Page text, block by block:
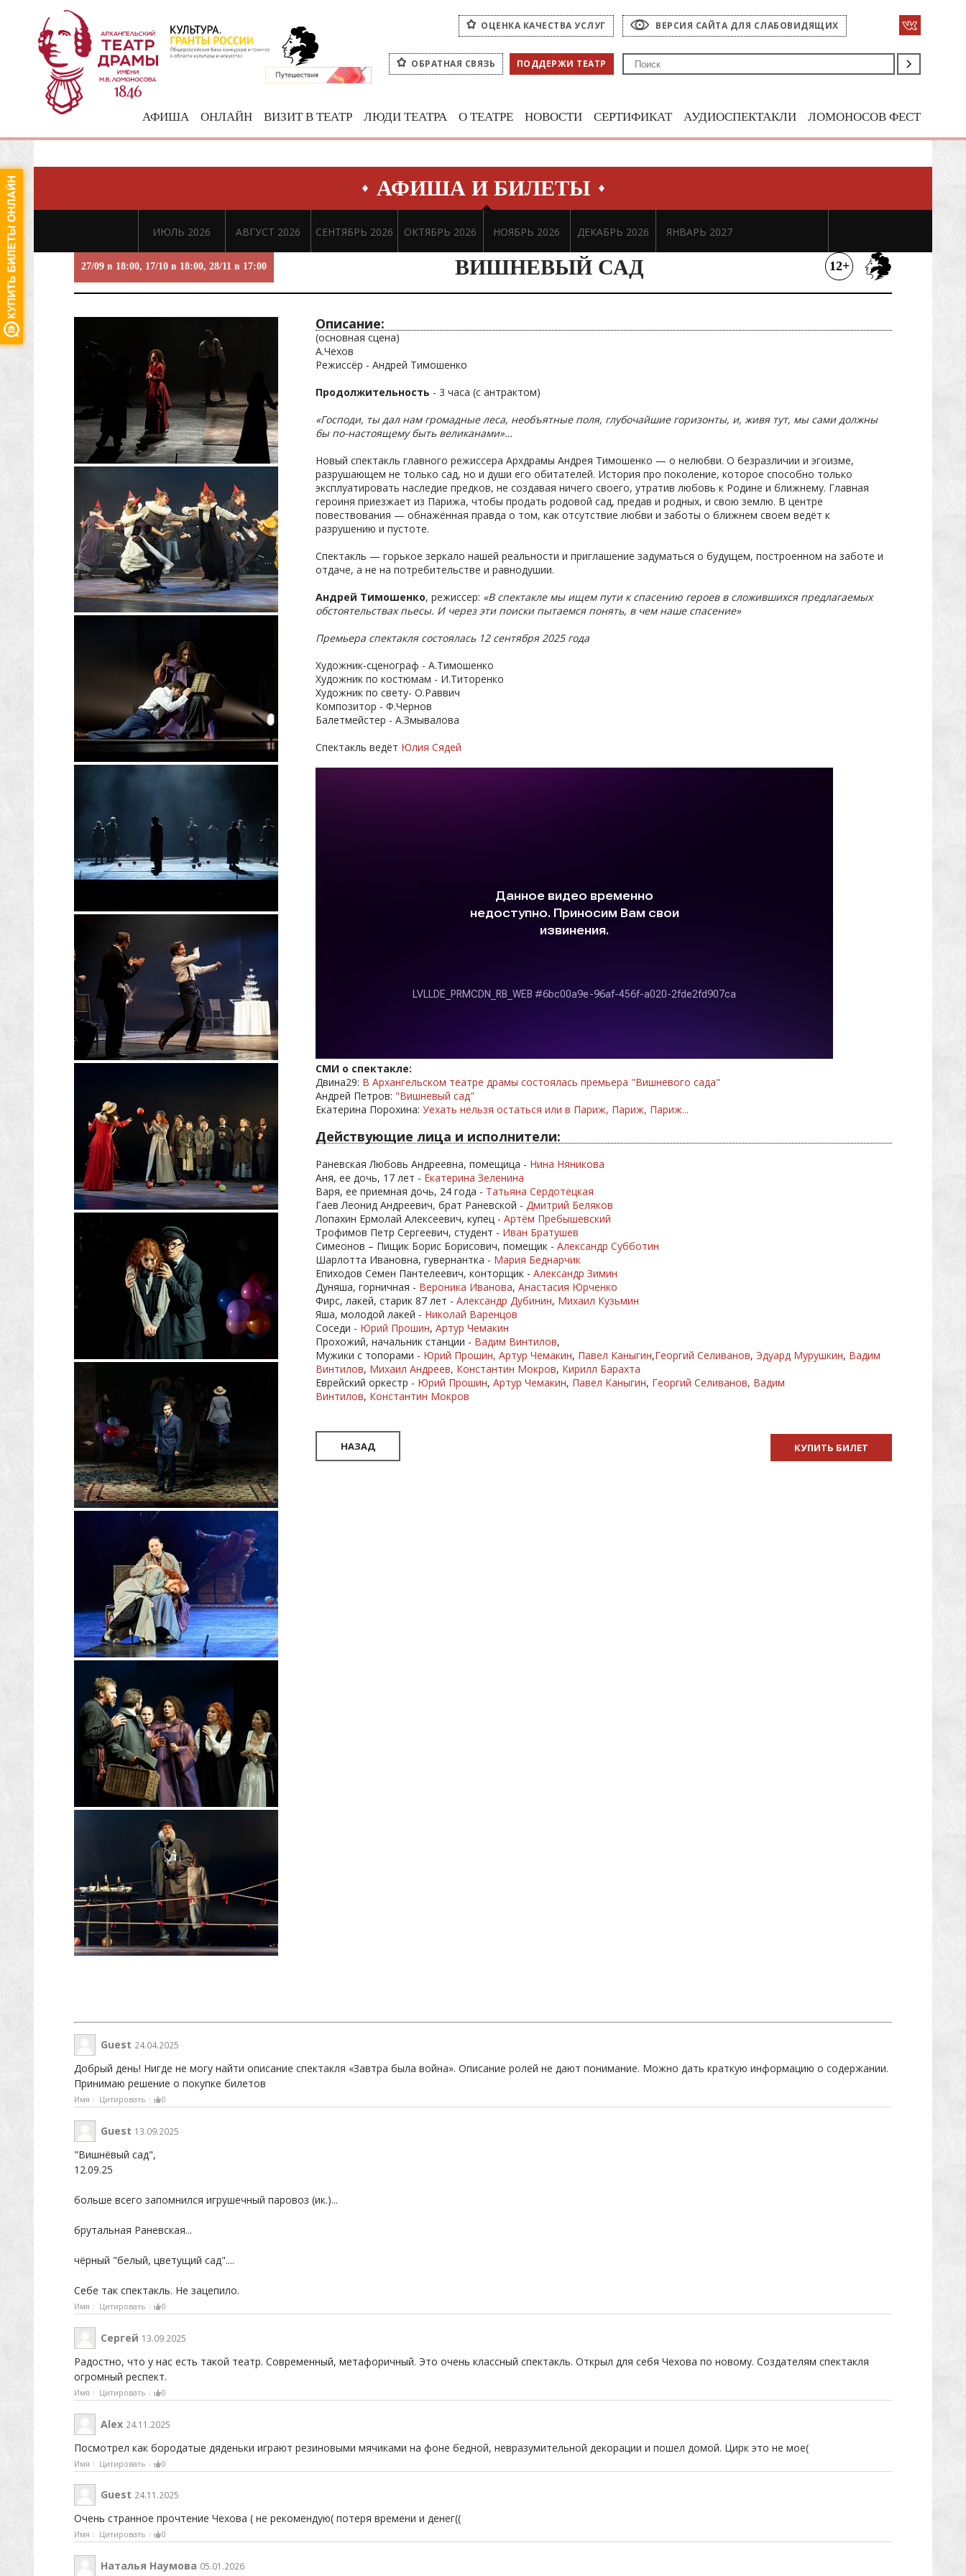
ОЦЕНКА КАЧЕСТВА УСЛУГ ВЕРСИЯ САЙТА ДЛЯ СЛАБОВИДЯЩИХ
ОБРАТНАЯ СВЯЗЬ ПОДДЕРЖИ ТЕАТР
АФИША ОНЛАЙН ВИЗИТ В ТЕАТР ЛЮДИ ТЕАТРА О ТЕАТРЕ НОВОСТИ СЕРТИФИКАТ АУДИОСПЕКТАКЛИ ЛОМОНОСОВ ФЕСТ
АФИША И БИЛЕТЫ
ИЮЛЬ 2026 АВГУСТ 2026 СЕНТЯБРЬ 2026 ОКТЯБРЬ 2026 НОЯБРЬ 2026 ДЕКАБРЬ 2026 ЯНВАРЬ 2027
27/09 в 18:00, 17/10 в 18:00, 28/11 в 17:00 ВИШНЕВЫЙ САД 12+
Описание:
(основная сцена)
А.Чехов
Режиссёр - Андрей Тимошенко
Продолжительность - 3 часа (с антрактом)
«Господи, ты дал нам громадные леса, необъятные поля, глубочайшие горизонты, и, живя тут, мы сами должны
бы по-настоящему быть великанами»…
Новый спектакль главного режиссера Архдрамы Андрея Тимошенко — о нелюбви. О безразличии и эгоизме,
разрушающем не только сад, но и души его обитателей. История про поколение, которое способно только
эксплуатировать наследие предков, не создавая ничего своего, утратив любовь к Родине и ближнему. Главная
героиня приезжает из Парижа, чтобы продать родовой сад, предав и родных, и свою землю. В центре
повествования — обнажённая правда о том, как отсутствие любви и заботы о ближнем своем ведёт к
разрушению и пустоте.
Спектакль — горькое зеркало нашей реальности и приглашение задуматься о будущем, построенном на заботе и
отдаче, а не на потребительстве и равнодушии.
Андрей Тимошенко, режиссер: «В спектакле мы ищем пути к спасению героев в сложившихся предлагаемых
обстоятельствах пьесы. И через эти поиски пытаемся понять, в чем наше спасение»
Премьера спектакля состоялась 12 сентября 2025 года
Художник-сценограф - А.Тимошенко
Художник по костюмам - И.Титоренко
Художник по свету- О.Раввич
Композитор - Ф.Чернов
Балетмейстер - А.Змывалова
Спектакль ведёт Юлия Сядей
СМИ о спектакле:
Двина29: В Архангельском театре драмы состоялась премьера "Вишневого сада"
Андрей Петров: "Вишневый сад"
Екатерина Порохина: Уехать нельзя остаться или в Париж, Париж, Париж...
Действующие лица и исполнители:
Раневская Любовь Андреевна, помещица - Нина Няникова
Аня, ее дочь, 17 лет - Екатерина Зеленина
Варя, ее приемная дочь, 24 года - Татьяна Сердотецкая
Гаев Леонид Андреевич, брат Раневской - Дмитрий Беляков
Лопахин Ермолай Алексеевич, купец - Артём Пребышевский
Трофимов Петр Сергеевич, студент - Иван Братушев
Симеонов – Пищик Борис Борисович, помещик - Александр Субботин
Шарлотта Ивановна, гувернантка - Мария Беднарчик
Епиходов Семен Пантелеевич, конторщик - Александр Зимин
Дуняша, горничная - Вероника Иванова, Анастасия Юрченко
Фирс, лакей, старик 87 лет - Александр Дубинин, Михаил Кузьмин
Яша, молодой лакей - Николай Варенцов
Соседи - Юрий Прошин, Артур Чемакин
Прохожий, начальник станции - Вадим Винтилов,
Мужики с топорами - Юрий Прошин, Артур Чемакин, Павел Каныгин,Георгий Селиванов, Эдуард Мурушкин, Вадим
Винтилов, Михаил Андреев, Константин Мокров, Кирилл Барахта
Еврейский оркестр - Юрий Прошин, Артур Чемакин, Павел Каныгин, Георгий Селиванов, Вадим
Винтилов, Константин Мокров
НАЗАД КУПИТЬ БИЛЕТ
Guest 24.04.2025
Добрый день! Нигде не могу найти описание спектакля «Завтра была война». Описание ролей не дают понимание. Можно дать краткую информацию о содержании.
Принимаю решение о покупке билетов
Имя Цитировать 0
Guest 13.09.2025
"Вишнёвый сад",
12.09.25
больше всего запомнился игрушечный паровоз (ик.)...
брутальная Раневская...
чёрный "белый, цветущий сад"....
Себе так спектакль. Не зацепило.
Имя Цитировать 0
Cергей 13.09.2025
Радостно, что у нас есть такой театр. Современный, метафоричный. Это очень классный спектакль. Открыл для себя Чехова по новому. Создателям спектакля
огромный респект.
Имя Цитировать 0
Alex 24.11.2025
Посмотрел как бородатые дяденьки играют резиновыми мячиками на фоне бедной, невразумительной декорации и пошел домой. Цирк это не мое(
Имя Цитировать 0
Guest 24.11.2025
Очень странное прочтение Чехова ( не рекомендую( потеря времени и денег((
Имя Цитировать 0
Наталья Наумова 05.01.2026